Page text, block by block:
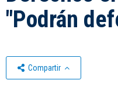
"Podrán
Compartir